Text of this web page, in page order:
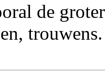
de
trouwens.